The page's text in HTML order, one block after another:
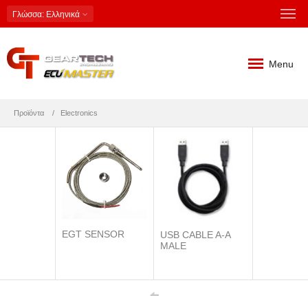
Γλώσσα: Ελληνικά
Menu
Προϊόντα Electronics
EGT SENSOR
USB CABLE A-A
MALE